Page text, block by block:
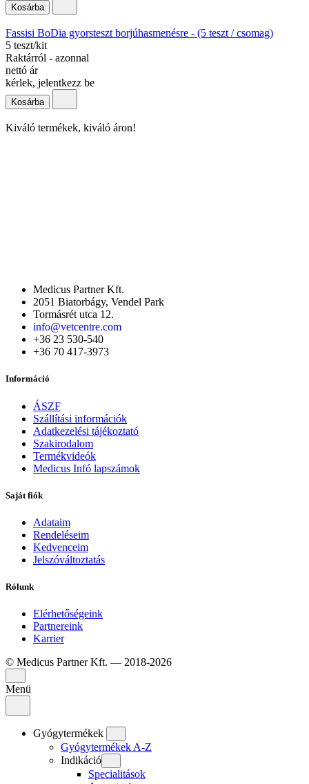
Kosárba
Fassisi BoDia gyorsteszt borjúhasmenésre - (5 teszt / csomag)
5 teszt/kit
Raktárról - azonnal
nettó ár
kérlek, jelentkezz be
Kosárba
Kiváló termékek, kiváló áron!
Medicus Partner Kft.
2051 Biatorbágy, Vendel Park
Tormásrét utca 12.
info@vetcentre.com
+36 23 530-540
+36 70 417-3973
Információ
ÁSZF
Szállítási információk
Adatkezelési tájékoztató
Szakirodalom
Termékvideók
Medicus Infó lapszámok
Saját fiók
Adataim
Rendeléseim
Kedvenceim
Jelszóváltoztatás
Rólunk
Elérhetőségeink
Partnereink
Karrier
© Medicus Partner Kft. — 2018-2026
Menü
Gyógytermékek
Gyógytermékek A-Z
Indikáció
Specialitások